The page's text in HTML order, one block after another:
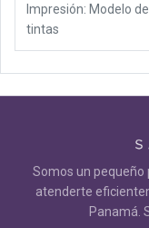
Impresión: Modelo de
tintas
Somos un pequeño
atenderte
Panamá.